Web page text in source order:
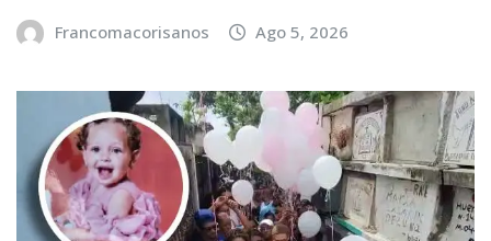
Francomacorisanos Ago 5, 2026